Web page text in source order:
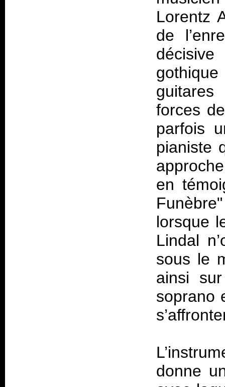
Lorentz
de
guitares
forces
parfois
pianiste
en
lorsque
Lindal
sous le
ainsi
soprano
donne